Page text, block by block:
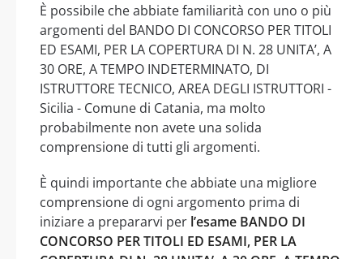
È possibile che abbiate familiarità con uno o più
argomenti del BANDO DI CONCORSO PER TITOLI
ED ESAMI, PER LA COPERTURA DI N. 28 UNITA’, A
30 ORE, A TEMPO INDETERMINATO, DI
ISTRUTTORE TECNICO, AREA DEGLI ISTRUTTORI -
Sicilia - Comune di Catania, ma molto
probabilmente non avete una solida
comprensione di tutti gli argomenti.
È quindi importante che abbiate una migliore
comprensione di ogni argomento prima di
iniziare a prepararvi per l’esame BANDO DI
CONCORSO PER TITOLI ED ESAMI, PER LA